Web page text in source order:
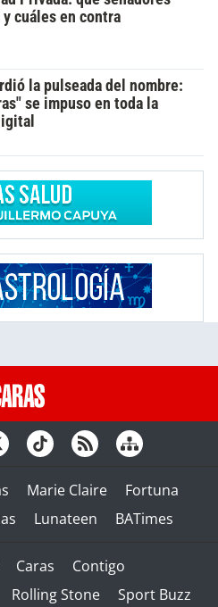
cuáles en contra
la pulseada del nombre:
se impuso en toda la
Marie Claire
Fortuna
Lunateen BATimes
Caras
Contigo
Rolling Stone Sport Buzz